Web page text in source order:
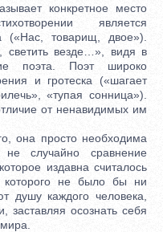
конкретное место
является
(«Нас, товарищ, двое»).
светить везде…», видя в
поэта. Поэт широко
и гротеска («шагает
«тупая сонница»).
от ненавидимых им
она просто необходима
случайно сравнение
издавна считалось
не было бы ни
душу каждого человека,
заставляя осознать себя